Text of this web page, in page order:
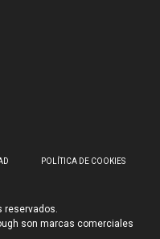
reservados.
son marcas comerciales
POLÍTICA DE COOKIES